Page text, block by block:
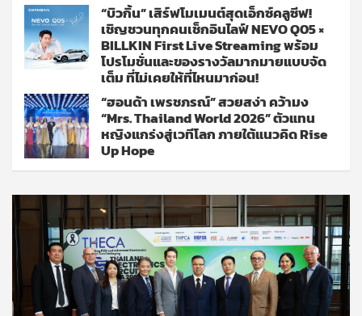
“บิวกิ้น” เสิร์ฟโมเมนต์สุดเอ็กซ์คลูซีฟ!
เชิญชวนทุกคนเช็กอินไลฟ์ NEVO Q05 ×
BILLKIN First Live Streaming พร้อม
โปรโมชั่นและของรางวัลมากมายแบบจัด
เต็ม ที่ไม่เคยให้ที่ไหนมาก่อน!
“ฮอนด้า เพรชภรณ์” สวยสง่า คว้ามง
“Mrs. Thailand World 2026” ตัวแทน
หญิงแกร่งสู่เวทีโลก ภายใต้แนวคิด Rise
Up Hope